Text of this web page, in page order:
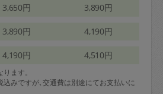
3,650円 3,890円
3,890円 4,190円
4,190円 4,510円
ます。
みですが､交通費は別途にてお支払いに